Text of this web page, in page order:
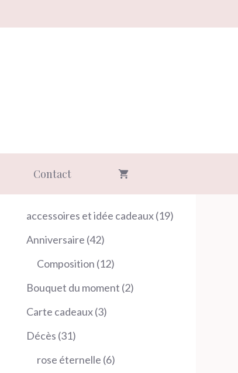
Contact
accessoires et idée cadeaux 1919
Anniversaire 4242
produits
Composition 1212
produits
Bouquet du moment 22
Carte cadeaux 33
Décès 3131
produits
rose éternelle 66